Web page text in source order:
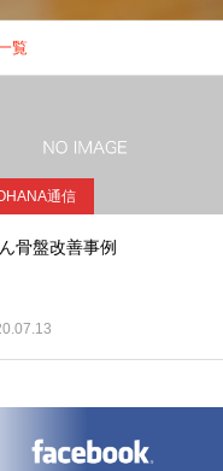
覧
通信
骨盤改善事例